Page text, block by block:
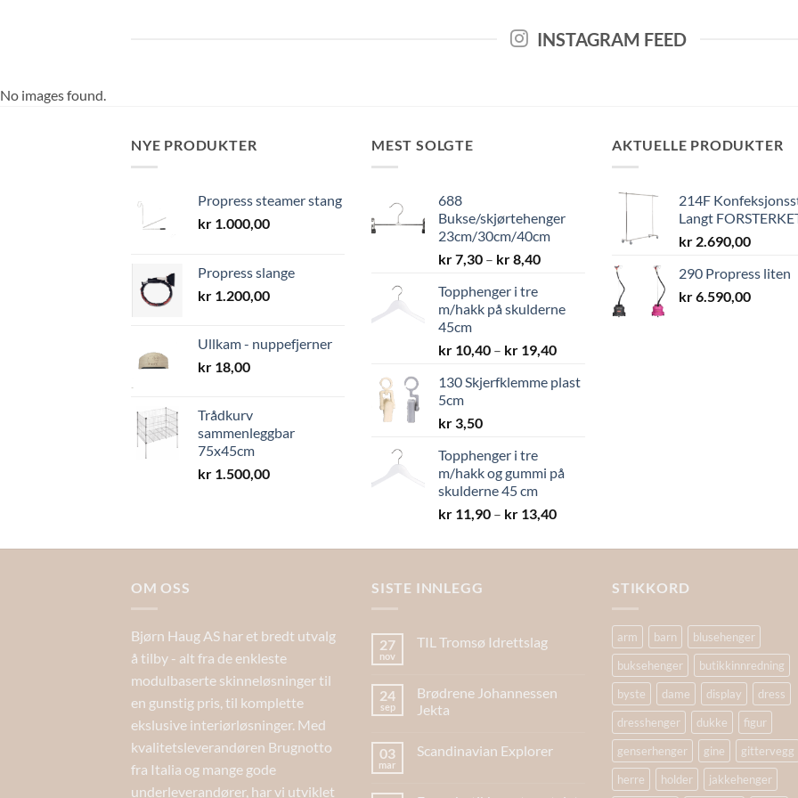
INSTAGRAM FEED
No images found.
NYE PRODUKTER
Propress steamer stang
kr 1.000,00
Propress slange
kr 1.200,00
Ullkam - nuppefjerner
kr 18,00
Trådkurv
sammenleggbar
75x45cm
kr 1.500,00
MEST SOLGTE
688
Bukse/skjørtehenger
23cm/30cm/40cm
kr7,30 – kr8,40Prisområde:
kr 8,40
Topphenger i tre
m/hakk på skulderne
45cm
kr 10,40 – kr 19,40Prisområde:
til
130 Skjerfklemme plast
5cm
kr 3,50
Topphenger i tre
m/hakk og gummi på
skulderne 45 cm
kr 11,90 – kr 13,40Prisområde:
til
AKTUELLE PRODUKTER
214F
Langt
kr 2.690,00
290 Propress liten
kr6.590,00
OM OSS
Bjørn Haug AS har et bredt utvalg
å tilby - alt fra de enkleste
modulbaserte skinneløsninger til
en gunstig pris, til komplette
ekslusive interiørløsninger. Med
kvalitetsleverandøren Brugnotto
fra Italia og mange gode
underleverandører, har vi utviklet
SISTE INNLEGG
27
nov
TIL Tromsø Idrettslag
24
sep
Brødrene Johannessen
Jekta
03
mar
Scandinavian Explorer
STIKKORD
arm barn
blusehenger
buksehenger
butikkinnredning
byste
dame display
dress
dresshenger
dukke
figur
genserhenger
gine
gittervegg
herre
holder jakkehenger